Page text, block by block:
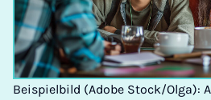
Beispielbild (Adobe Stock/Olga):